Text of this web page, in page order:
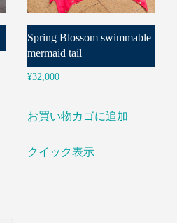
Spring Blossom swimmable
mermaid tail
¥32,000
お買い物カゴに追加
クイック表示